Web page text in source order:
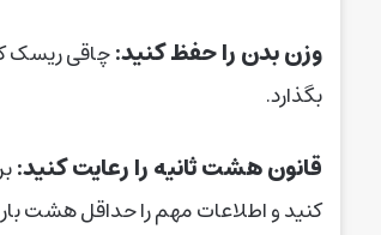
وزن بدن را حفظ کنید:چاقی ریسک
بگذارد.
قانون هشت ثانیه را رعایت کنید:
کنید و اطلاعات مهم را حداقل هشت بار